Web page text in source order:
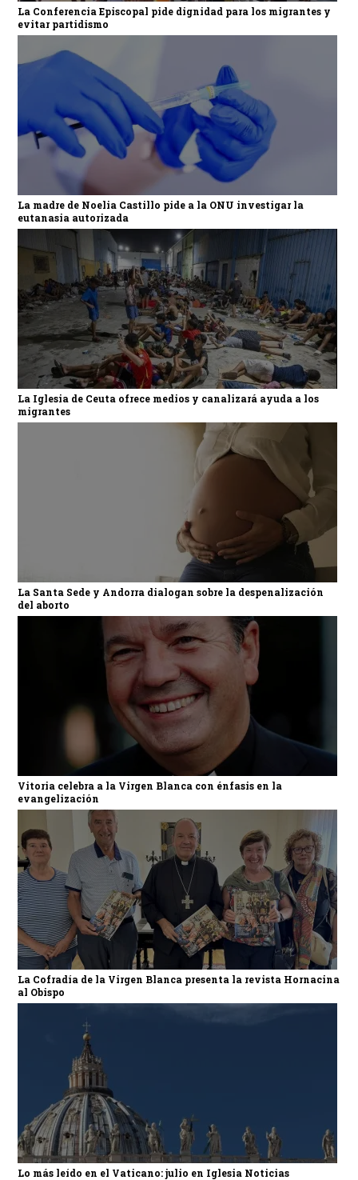
La Conferencia Episcopal pide dignidad para los migrantes y
evitar partidismo
La madre de Noelia Castillo pide a la ONU investigar la
eutanasia autorizada
La Iglesia de Ceuta ofrece medios y canalizará ayuda a los
migrantes
La Santa Sede y Andorra dialogan sobre la despenalización
del aborto
Vitoria celebra a la Virgen Blanca con énfasis en la
evangelización
La Cofradía de la Virgen Blanca presenta la revista Hornacina
al Obispo
Lo más leído en el Vaticano: julio en Iglesia Noticias